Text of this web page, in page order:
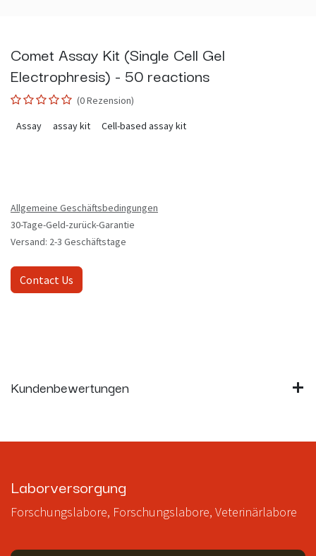
Comet Assay Kit (Single Cell Gel
Electrophresis) - 50 reactions
(0 Rezension)
Assay
assay kit Cell-based assay kit
Allgemeine Geschäftsbedingungen
30-Tage-Geld-zurück-Garantie
Versand: 2-3 Geschäftstage
Contact Us
Kundenbewertungen
Laborversorgung
Forschungslabore, Forschungslabore, Veterinärlabore